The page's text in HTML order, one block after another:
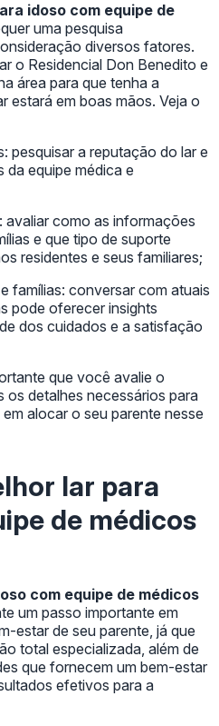
idoso com equipe de
uma pesquisa
diversos fatores.
o Residencial Don Benedito e
área para que tenha a
estará em boas mãos. Veja o
pesquisar a reputação do lar e
equipe médica e
como as informações
e que tipo de suporte
residentes e seus familiares;
famílias: conversar com atuais
pode oferecer insights
dos cuidados e a satisfação
que você avalie o
os detalhes necessários para
alocar o seu parente nesse
lar para
de médicos
com equipe de médicos
um passo importante em
estar de seu parente, já que
total especializada, além de
que fornecem um bem-estar
efetivos para a